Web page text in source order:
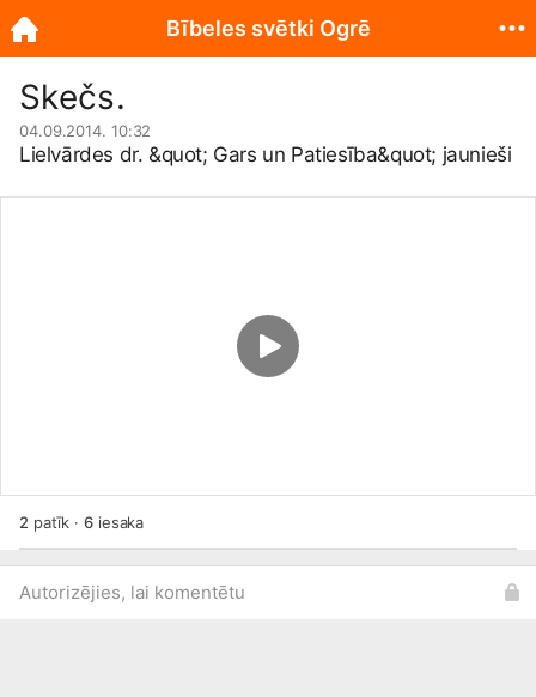
Skečs.
04.09.2014. 10:32
Lielvārdes dr. &quot; Gars un Patiesība&quot; jaunieši
2 patīk ·6iesaka
Autorizējies, lai komentētu
Bībeles svētki Ogrē